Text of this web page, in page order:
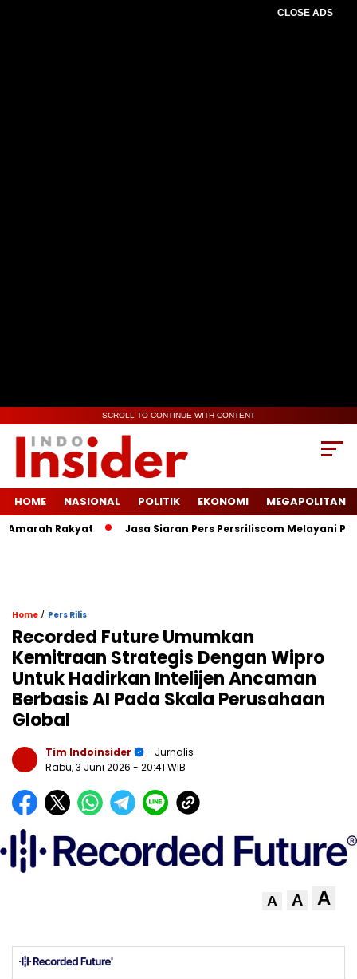
CLOSE ADS
SCROLL TO CONTINUE WITH CONTENT
HOME NASIONAL POLITIK EKONOMI MEGAPOLITAN
Rakyat Jasa Siaran Pers Persriliscom Melayani
Home / Pers Rilis
Recorded Future Umumkan
Kemitraan Strategis Dengan Wipro
Untuk Hadirkan Intelijen Ancaman
Berbasis AI Pada Skala Perusahaan
Global
Tim Indoinsider
- Jurnalis
Rabu, 3 Juni 2026 - 20:41 WIB
A A A